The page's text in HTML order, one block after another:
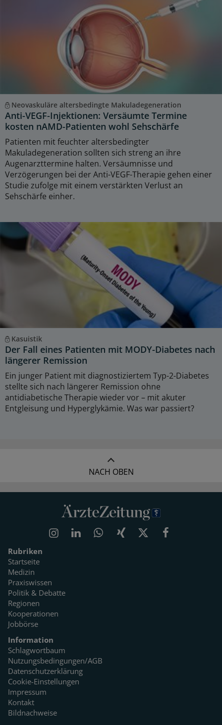
Neovaskuläre altersbedingte Makuladegeneration
Anti-VEGF-Injektionen: Versäumte Termine
kosten nAMD-Patienten wohl Sehschärfe
Patienten mit feuchter altersbedingter
Makuladegeneration sollten sich streng an ihre
Augenarzttermine halten. Versäumnisse und
Verzögerungen bei der Anti-VEGF-Therapie gehen einer
Studie zufolge mit einem verstärkten Verlust an
Sehschärfe einher.
Kasuistik
Der Fall eines Patienten mit MODY-Diabetes nach
längerer Remission
Ein junger Patient mit diagnostiziertem Typ-2-Diabetes
stellte sich nach längerer Remission ohne
antidiabetische Therapie wieder vor – mit akuter
Entgleisung und Hyperglykämie. Was war passiert?
NACH OBEN
Rubriken
Startseite
Medizin
Praxiswissen
Politik & Debatte
Regionen
Kooperationen
Jobbörse
Information
Schlagwortbaum
Nutzungsbedingungen/AGB
Datenschutzerklärung
Cookie-Einstellungen
Impressum
Kontakt
Bildnachweise